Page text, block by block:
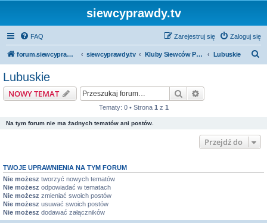
siewcyprawdy.tv
FAQ Zaloguj się
Zarejestruj się
forum.siewcyprawdy.tv siewcyprawdy.tv Kluby Siewców Prawdy Lubuskie
Lubuskie
NOWY TEMAT Szukaj
Tematy: 0 • Strona 1 z 1
Na tym forum nie ma żadnych tematów ani postów.
Przejdź do
TWOJE UPRAWNIENIA NA TYM FORUM
Nie możesz tworzyć nowych tematów
Nie możesz odpowiadać w tematach
Nie możesz zmieniać swoich postów
Nie możesz usuwać swoich postów
Nie możesz dodawać załączników